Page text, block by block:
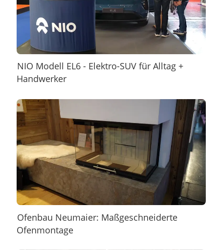
NIO Modell EL6 - Elektro-SUV für Alltag +
Handwerker
Ofenbau Neumaier: Maßgeschneiderte
Ofenmontage